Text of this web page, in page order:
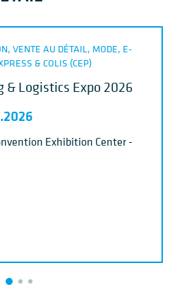
VENTE AU DÉTAIL, MODE, E-
& COLIS (CEP)
& Logistics Expo 2026
Exhibition Center -